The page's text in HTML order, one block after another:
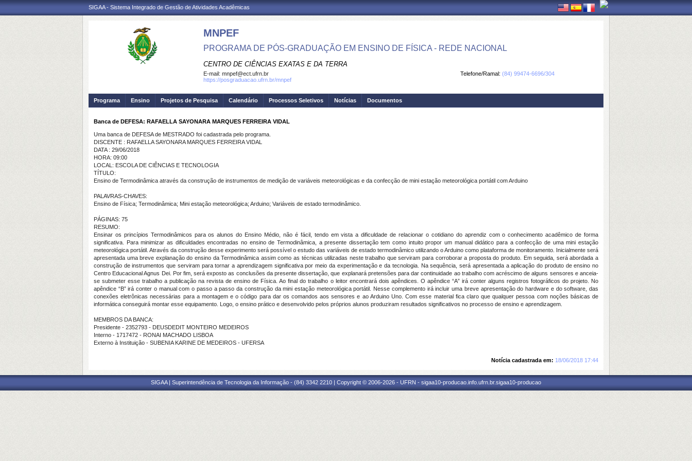
SIGAA - Sistema Integrado de Gestão de Atividades Acadêmicas
MNPEF
PROGRAMA DE PÓS-GRADUAÇÃO EM ENSINO DE FÍSICA - REDE NACIONAL
CENTRO DE CIÊNCIAS EXATAS E DA TERRA
Telefone/Ramal: (84) 99474-6696/304
E-mail: mnpef@ect.ufrn.br
https://posgraduacao.ufrn.br/mnpef
Programa Ensino Projetos de Pesquisa Calendário Processos Seletivos Notícias Documentos
Banca de DEFESA: RAFAELLA SAYONARA MARQUES FERREIRA VIDAL
Uma banca de DEFESA de MESTRADO foi cadastrada pelo programa.
DISCENTE : RAFAELLA SAYONARA MARQUES FERREIRA VIDAL
DATA : 29/06/2018
HORA: 09:00
LOCAL: ESCOLA DE CIÊNCIAS E TECNOLOGIA
TÍTULO:
Ensino de Termodinâmica através da construção de instrumentos de medição de variáveis meteorológicas e da confecção de mini estação meteorológica portátil com Arduino
PALAVRAS-CHAVES:
Ensino de Física; Termodinâmica; Mini estação meteorológica; Arduino; Variáveis de estado termodinâmico.
PÁGINAS: 75
RESUMO:
Ensinar os princípios Termodinâmicos para os alunos do Ensino Médio, não é fácil, tendo em vista a dificuldade de relacionar o cotidiano do aprendiz com o conhecimento acadêmico de forma
significativa. Para minimizar as dificuldades encontradas no ensino de Termodinâmica, a presente dissertação tem como intuito propor um manual didático para a confecção de uma mini estação
meteorológica portátil. Através da construção desse experimento será possível o estudo das variáveis de estado termodinâmico utilizando o Arduino como plataforma de monitoramento. Inicialmente será
apresentada uma breve explanação do ensino da Termodinâmica assim como as técnicas utilizadas neste trabalho que serviram para corroborar a proposta do produto. Em seguida, será abordada a
construção de instrumentos que serviram para tornar a aprendizagem significativa por meio da experimentação e da tecnologia. Na sequência, será apresentada a aplicação do produto de ensino no
Centro Educacional Agnus Dei. Por fim, será exposto as conclusões da presente dissertação, que explanará pretensões para dar continuidade ao trabalho com acréscimo de alguns sensores e anceia-
se submeter esse trabalho a publicação na revista de ensino de Física. Ao final do trabalho o leitor encontrará dois apêndices. O apêndice “A” irá conter alguns registros fotográficos do projeto. No
apêndice “B” irá conter o manual com o passo a passo da construção da mini estação meteorológica portátil. Nesse complemento irá incluir uma breve apresentação do hardware e do software, das
conexões eletrônicas necessárias para a montagem e o código para dar os comandos aos sensores e ao Arduino Uno. Com esse material fica claro que qualquer pessoa com noções básicas de
informática conseguirá montar esse equipamento. Logo, o ensino prático e desenvolvido pelos próprios alunos produziram resultados significativos no processo de ensino e aprendizagem.
MEMBROS DA BANCA:
Presidente - 2352793 - DEUSDEDIT MONTEIRO MEDEIROS
Interno - 1717472 - RONAI MACHADO LISBOA
Externo à Instituição - SUBENIA KARINE DE MEDEIROS - UFERSA
Notícia cadastrada em: 18/06/2018 17:44
SIGAA | Superintendência de Tecnologia da Informação - (84) 3342 2210 | Copyright © 2006-2026 - UFRN - sigaa10-producao.info.ufrn.br.sigaa10-producao